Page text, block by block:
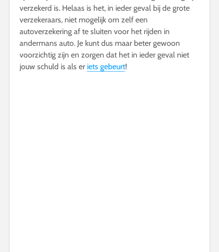
verzekerd is. Helaas is het, in ieder geval bij de grote
verzekeraars, niet mogelijk om zelf een
autoverzekering af te sluiten voor het rijden in
andermans auto. Je kunt dus maar beter gewoon
voorzichtig zijn en zorgen dat het in ieder geval niet
jouw schuld is als er iets gebeurt!